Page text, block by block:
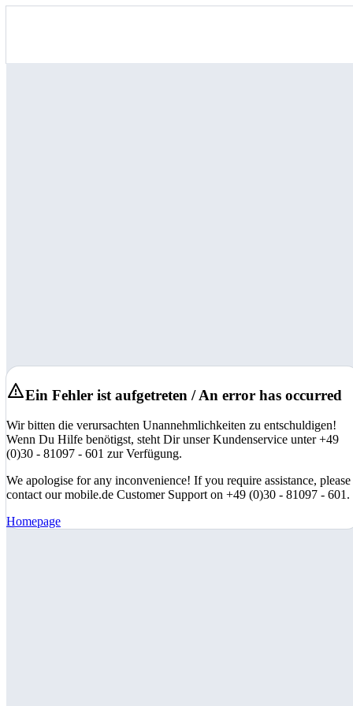
Ein Fehler ist aufgetreten / An error has occurred
Wir bitten die verursachten Unannehmlichkeiten zu entschuldigen!
Wenn Du Hilfe benötigst, steht Dir unser Kundenservice unter +49
(0)30 - 81097 - 601 zur Verfügung.
We apologise for any inconvenience! If you require assistance, please
contact our mobile.de Customer Support on +49 (0)30 - 81097 - 601.
Homepage